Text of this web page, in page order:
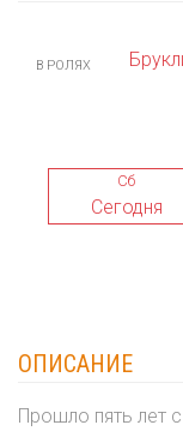
В РОЛЯХ
Сб
Сегодня
ОПИСАНИЕ
Прошло пять лет